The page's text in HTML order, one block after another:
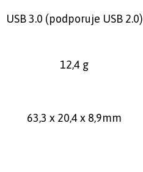
USB 3.0 (podporuje USB 2.0)
12,4 g
63,3 x 20,4 x 8,9mm